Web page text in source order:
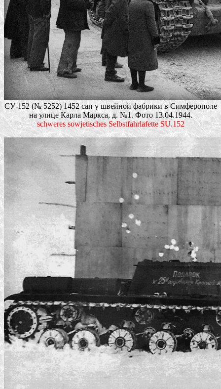
СУ-152 (№ 5252) 1452 сап у швейной фабрики в Симферополе
на улице Карла Маркса, д. №1. Фото 13.04.1944.
schweres sowjetisches Selbstfahrlafette SU.152